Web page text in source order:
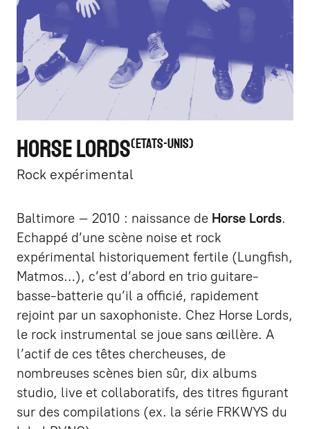
HORSE LORDS ETATS-UNIS
Rock expérimental
Baltimore – 2010 : naissance de Horse Lords.
Echappé d’une scène noise et rock
expérimental historiquement fertile (Lungfish,
Matmos…), c’est d’abord en trio guitare-
basse-batterie qu’il a officié, rapidement
rejoint par un saxophoniste. Chez Horse Lords,
le rock instrumental se joue sans œillère. A
l’actif de ces têtes chercheuses, de
nombreuses scènes bien sûr, dix albums
studio, live et collaboratifs, des titres figurant
sur des compilations (ex. la série FRKWYS du